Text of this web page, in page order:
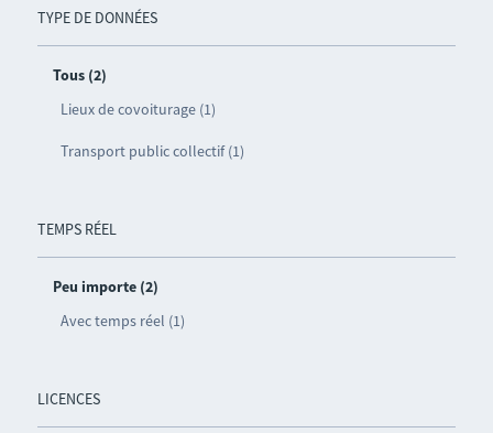
TYPE DE DONNÉES
Tous (2)
Lieux de covoiturage (1)
Transport public collectif (1)
TEMPS RÉEL
Peu importe (2)
Avec temps réel (1)
LICENCES